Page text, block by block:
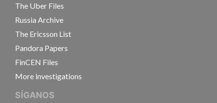
The Uber Files
Russia Archive
The Ericsson List
Pandora Papers
FinCEN Files
More investigations
SÍGANOS